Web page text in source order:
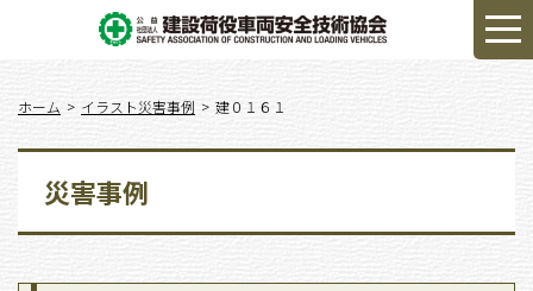
ホーム イラスト災害事例 建０１６１
災害事例